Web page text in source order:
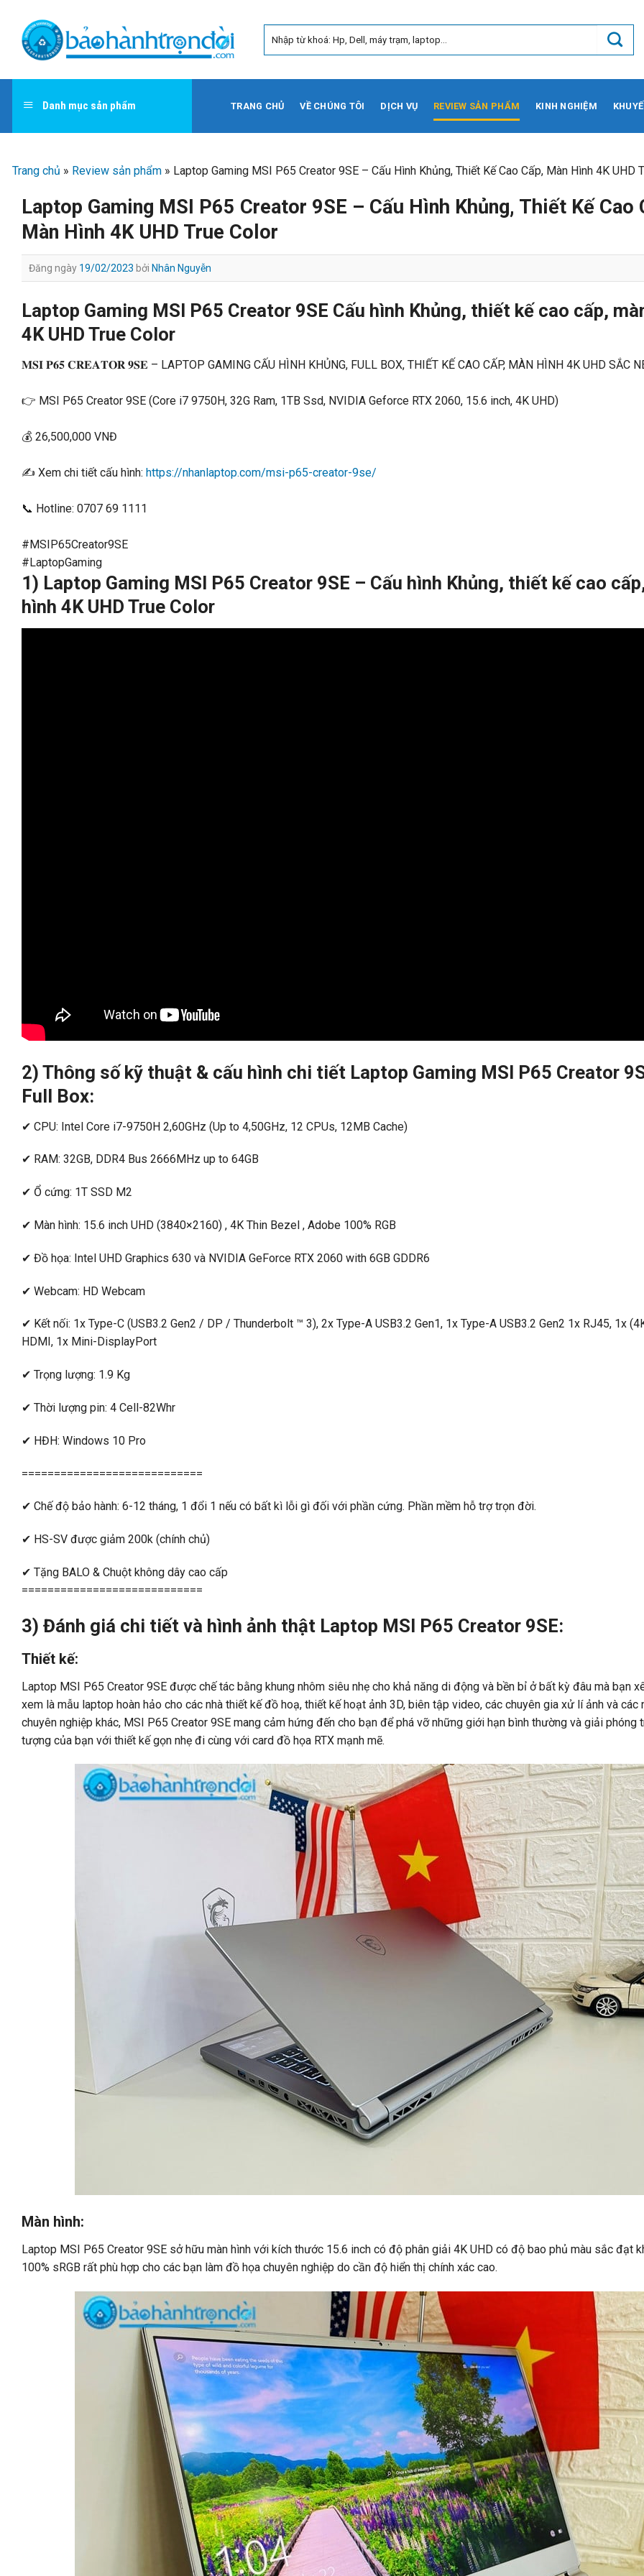
content
Danh mục sản phẩm TRANG CHỦ VỀ CHÚNG TÔI DỊCH VỤ REVIEW SẢN PHẨM KINH NGHIỆM
Trang chủ » Review sản phẩm » Laptop Gaming MSI P65 Creator 9SE – Cấu Hình Khủng, Thiết Kế Cao Cấp, Màn Hình 4K UHD
Laptop Gaming MSI P65 Creator 9SE – Cấu Hình Khủng, Thiết Kế Cao
Màn Hình 4K UHD True Color
Đăng ngày 19/02/2023 bởi Nhân Nguyễn
Laptop Gaming MSI P65 Creator 9SE Cấu hình Khủng, thiết kế cao cấp,
4K UHD True Color
𝐌𝐒𝐈 𝐏𝟔𝟓 𝐂𝐑𝐄𝐀𝐓𝐎𝐑 𝟗𝐒𝐄 – LAPTOP GAMING CẤU HÌNH KHỦNG, FULL BOX, THIẾT KẾ CAO CẤP, MÀN HÌNH 4K UHD SẮC
👉 MSI P65 Creator 9SE (Core i7 9750H, 32G Ram, 1TB Ssd, NVIDIA Geforce RTX 2060, 15.6 inch, 4K UHD)
💰 26,500,000 VNĐ
✍ Xem chi tiết cấu hình: https://nhanlaptop.com/msi-p65-creator-9se/
📞 Hotline: 0707 69 1111
#MSIP65Creator9SE
#LaptopGaming
1) Laptop Gaming MSI P65 Creator 9SE – Cấu hình Khủng, thiết kế cao
hình 4K UHD True Color
2) Thông số kỹ thuật & cấu hình chi tiết Laptop Gaming MSI P65 Creator
Full Box:
✔ CPU: Intel Core i7-9750H 2,60GHz (Up to 4,50GHz, 12 CPUs, 12MB Cache)
✔ RAM: 32GB, DDR4 Bus 2666MHz up to 64GB
✔ Ổ cứng: 1T SSD M2
✔ Màn hình: 15.6 inch UHD (3840×2160) , 4K Thin Bezel , Adobe 100% RGB
✔ Đồ họa: Intel UHD Graphics 630 và NVIDIA GeForce RTX 2060 with 6GB GDDR6
✔ Webcam: HD Webcam
✔ Kết nối: 1x Type-C (USB3.2 Gen2 / DP / Thunderbolt ™ 3), 2x Type-A USB3.2 Gen1, 1x Type-A USB3.2 Gen2 1x RJ45, 1x
HDMI, 1x Mini-DisplayPort
✔ Trọng lượng: 1.9 Kg
✔ Thời lượng pin: 4 Cell-82Whr
✔ HĐH: Windows 10 Pro
============================
✔ Chế độ bảo hành: 6-12 tháng, 1 đổi 1 nếu có bất kì lỗi gì đối với phần cứng. Phần mềm hỗ trợ trọn đời.
✔ HS-SV được giảm 200k (chính chủ)
✔ Tặng BALO & Chuột không dây cao cấp
============================
3) Đánh giá chi tiết và hình ảnh thật Laptop MSI P65 Creator 9SE:
Thiết kế:
Laptop MSI P65 Creator 9SE được chế tác bằng khung nhôm siêu nhẹ cho khả năng di động và bền bỉ ở bất kỳ đâu mà bạn
xem là mẫu laptop hoàn hảo cho các nhà thiết kế đồ hoạ, thiết kế hoạt ảnh 3D, biên tập video, các chuyên gia xử lí ảnh và các
chuyên nghiệp khác, MSI P65 Creator 9SE mang cảm hứng đến cho bạn để phá vỡ những giới hạn bình thường và giải phóng
tượng của bạn với thiết kế gọn nhẹ đi cùng với card đồ họa RTX mạnh mẽ.
Màn hình:
Laptop MSI P65 Creator 9SE sở hữu màn hình với kích thước 15.6 inch có độ phân giải 4K UHD có độ bao phủ màu sắc đạt
100% sRGB rất phù hợp cho các bạn làm đồ họa chuyên nghiệp do cần độ hiển thị chính xác cao.